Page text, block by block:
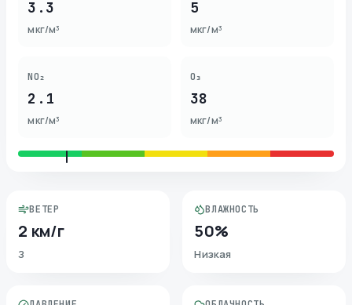
3.3
мкг/м³
5
мкг/м³
NO₂
2.1
мкг/м³
O₃
38
мкг/м³
ВЕТЕР
2 км/г
З
ВЛАЖНОСТЬ
50%
Низкая